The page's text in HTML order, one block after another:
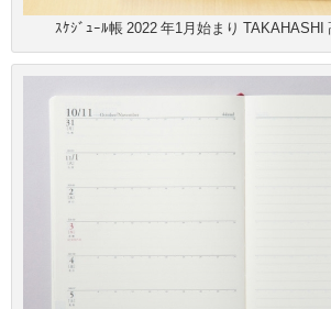
ｽｹｼﾞｭｰﾙ帳 2022 年1月始まり TAKAHASHI